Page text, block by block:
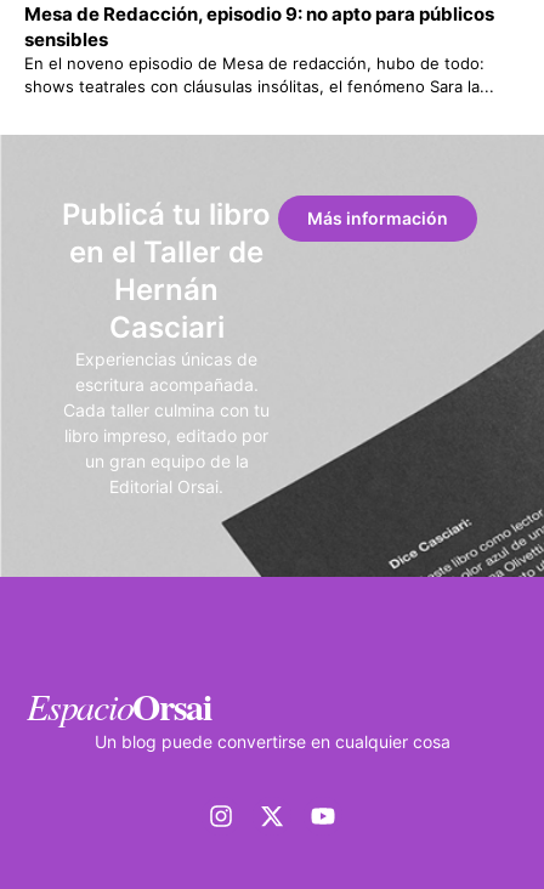
Mesa de Redacción, episodio 9: no apto para públicos
sensibles
En el noveno episodio de Mesa de redacción, hubo de todo:
shows teatrales con cláusulas insólitas, el fenómeno Sara la...
Publicá tu libro
en el Taller de
Hernán
Casciari
Experiencias únicas de
escritura acompañada.
Cada taller culmina con tu
libro impreso, editado por
un gran equipo de la
Editorial Orsai.
Más información
EspacioOrsai
Un blog puede convertirse en cualquier cosa